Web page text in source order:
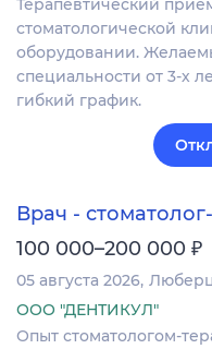
Терапевтический
стоматологической
оборудовании.
специальности от 3-х
гибкий график.
Врач -
100 000–200 000 ₽
05 августа 2026
ООО "ДЕНТИКУЛ"
Опыт стоматологом-